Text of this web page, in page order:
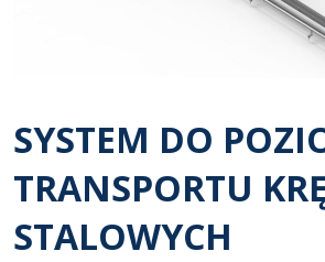
SYSTEM DO
TRANSPORTU
STALOWYCH